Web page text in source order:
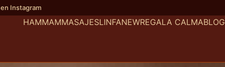
Instagram
HAMMAMMASAJESLINFANEWREGALA CALMABLOG